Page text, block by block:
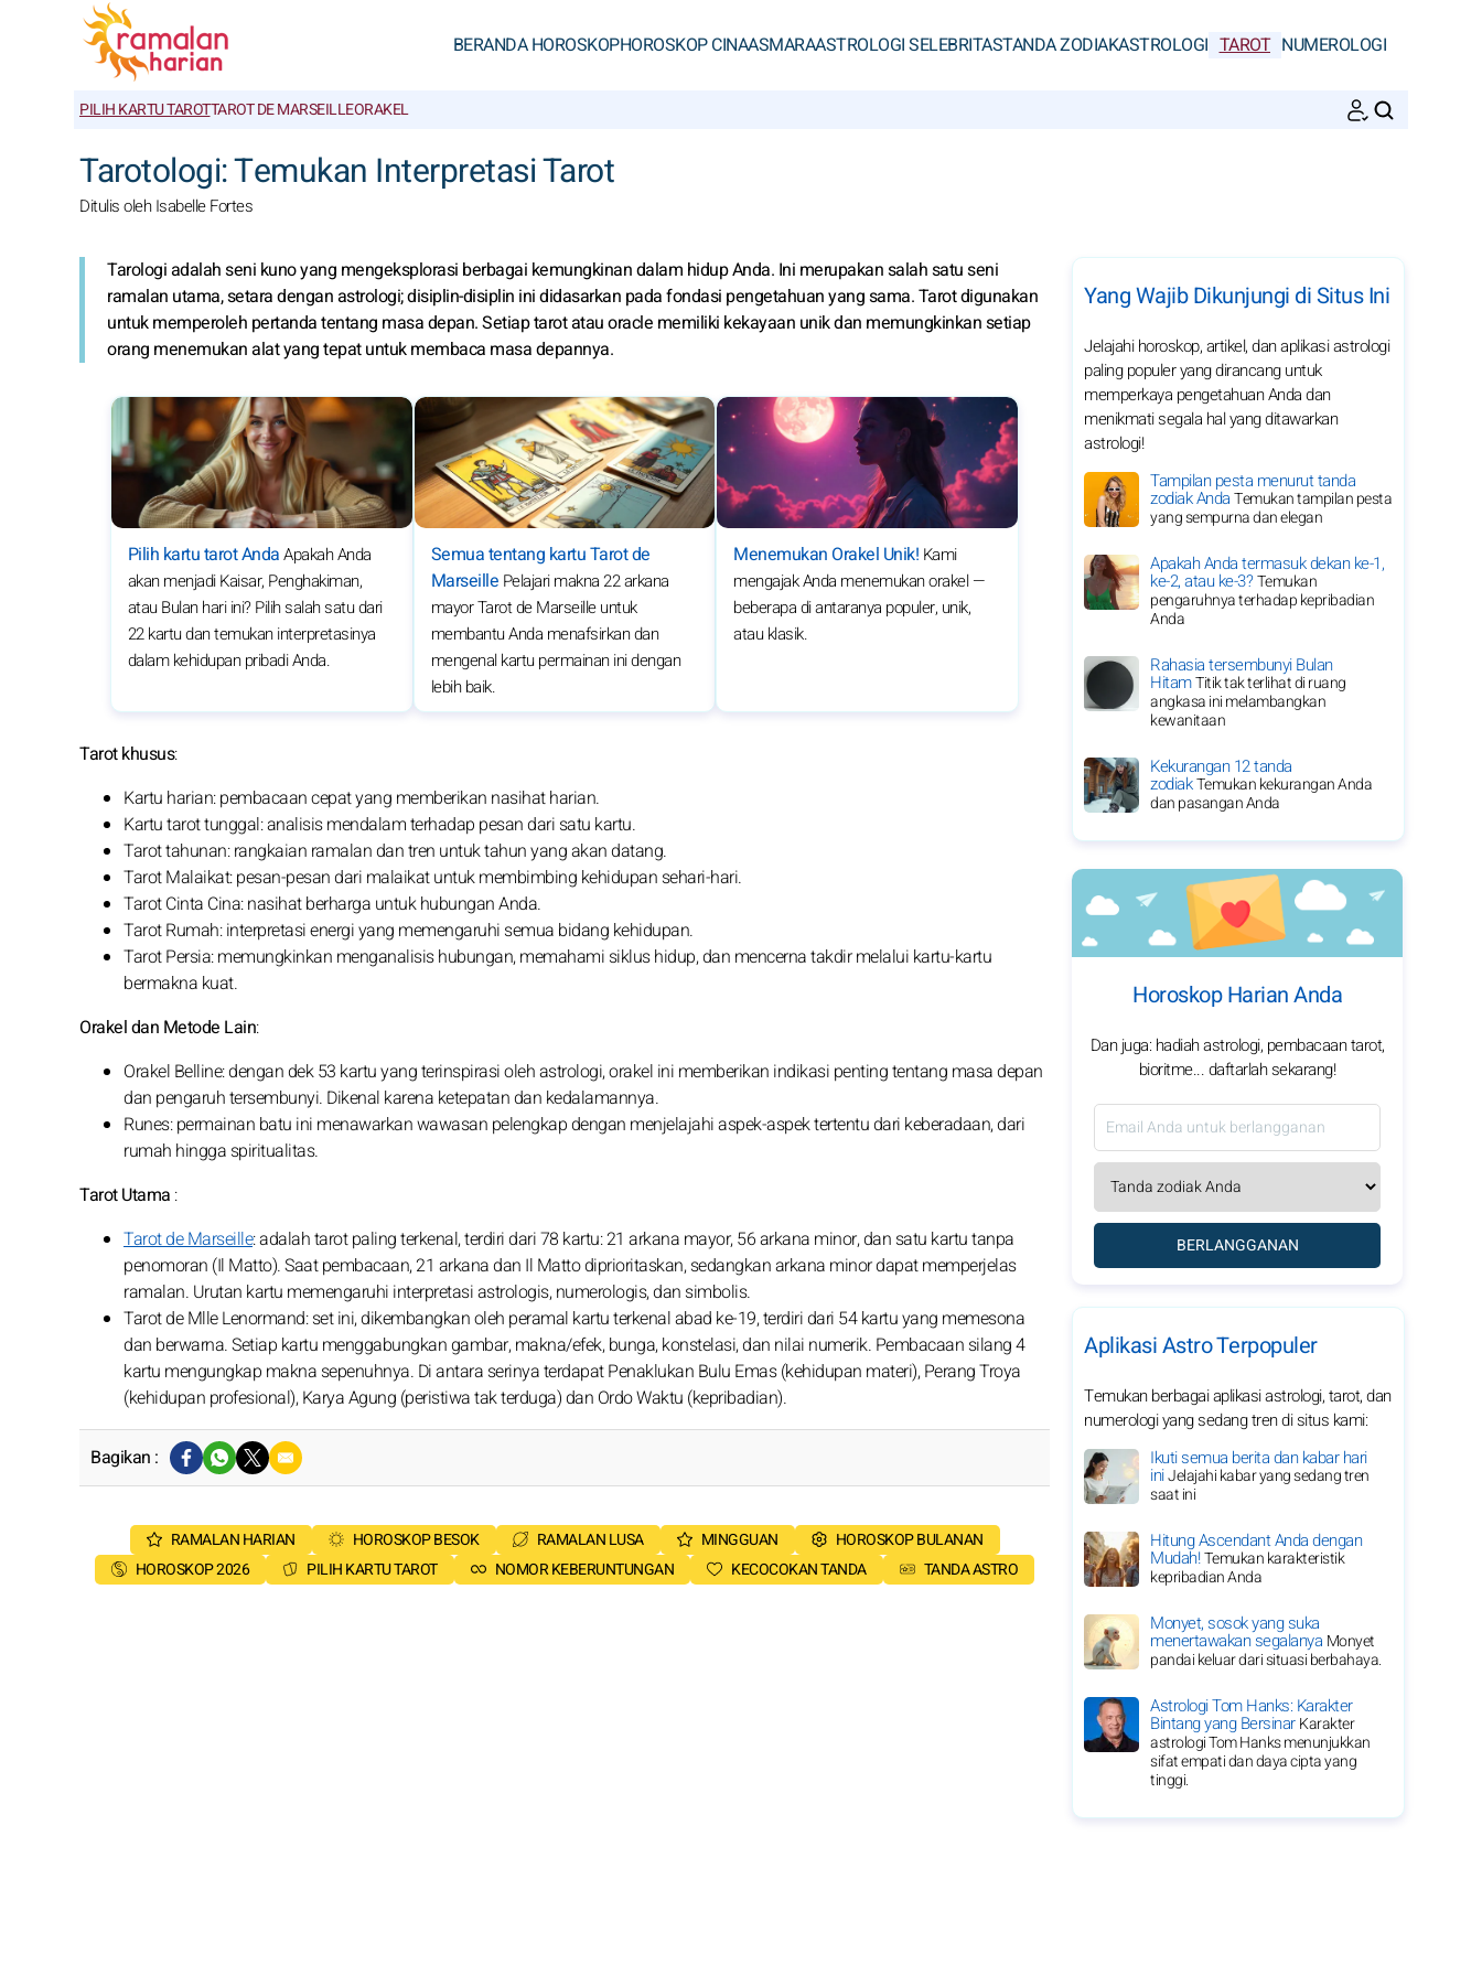
BERANDA HOROSKOPHOROSKOP CINAASMARAASTROLOGI SELEBRITASTANDA ZODIAKASTROLOGI TAROT NUMEROLOGI
PILIH KARTU TAROTTAROT DE MARSEILLEORAKEL
Tarotologi: Temukan Interpretasi Tarot
Ditulis oleh Isabelle Fortes
Tarologi adalah seni kuno yang mengeksplorasi berbagai kemungkinan dalam hidup Anda. Ini merupakan salah satu seni
ramalan utama, setara dengan astrologi; disiplin-disiplin ini didasarkan pada fondasi pengetahuan yang sama. Tarot digunakan
untuk memperoleh pertanda tentang masa depan. Setiap tarot atau oracle memiliki kekayaan unik dan memungkinkan setiap
orang menemukan alat yang tepat untuk membaca masa depannya.
Pilih kartu tarot AndaApakah Anda
akan menjadi Kaisar, Penghakiman,
atau Bulan hari ini? Pilih salah satu dari
22 kartu dan temukan interpretasinya
dalam kehidupan pribadi Anda.
Semua tentang kartu Tarot de
Marseille Pelajari makna 22 arkana
mayor Tarot de Marseille untuk
membantu Anda menafsirkan dan
mengenal kartu permainan ini dengan
lebih baik.
Menemukan Orakel Unik! Kami
mengajak Anda menemukan orakel —
beberapa di antaranya populer, unik,
atau klasik.
Tarot khusus:
Kartu harian: pembacaan cepat yang memberikan nasihat harian.
Kartu tarot tunggal: analisis mendalam terhadap pesan dari satu kartu.
Tarot tahunan: rangkaian ramalan dan tren untuk tahun yang akan datang.
Tarot Malaikat: pesan-pesan dari malaikat untuk membimbing kehidupan sehari-hari.
Tarot Cinta Cina: nasihat berharga untuk hubungan Anda.
Tarot Rumah: interpretasi energi yang memengaruhi semua bidang kehidupan.
Tarot Persia: memungkinkan menganalisis hubungan, memahami siklus hidup, dan mencerna takdir melalui kartu-kartu
bermakna kuat.
Orakel dan Metode Lain:
Orakel Belline: dengan dek 53 kartu yang terinspirasi oleh astrologi, orakel ini memberikan indikasi penting tentang masa depan
dan pengaruh tersembunyi. Dikenal karena ketepatan dan kedalamannya.
Runes: permainan batu ini menawarkan wawasan pelengkap dengan menjelajahi aspek-aspek tertentu dari keberadaan, dari
rumah hingga spiritualitas.
Tarot Utama :
Tarot de Marseille: adalah tarot paling terkenal, terdiri dari 78 kartu: 21 arkana mayor, 56 arkana minor, dan satu kartu tanpa
penomoran (Il Matto). Saat pembacaan, 21 arkana dan Il Matto diprioritaskan, sedangkan arkana minor dapat memperjelas
ramalan. Urutan kartu memengaruhi interpretasi astrologis, numerologis, dan simbolis.
Tarot de Mlle Lenormand: set ini, dikembangkan oleh peramal kartu terkenal abad ke-19, terdiri dari 54 kartu yang memesona
dan berwarna. Setiap kartu menggabungkan gambar, makna/efek, bunga, konstelasi, dan nilai numerik. Pembacaan silang 4
kartu mengungkap makna sepenuhnya. Di antara serinya terdapat Penaklukan Bulu Emas (kehidupan materi), Perang Troya
(kehidupan profesional), Karya Agung (peristiwa tak terduga) dan Ordo Waktu (kepribadian).
Bagikan :
RAMALAN HARIAN HOROSKOP BESOK RAMALAN LUSA MINGGUAN
HOROSKOP BULANAN
HOROSKOP 2026
PILIH KARTU TAROT NOMOR KEBERUNTUNGAN KECOCOKAN TANDA TANDA ASTRO
Yang Wajib Dikunjungi di Situs Ini
Jelajahi horoskop, artikel, dan aplikasi astrologi
paling populer yang dirancang untuk
memperkaya pengetahuan Anda dan
menikmati segala hal yang ditawarkan
astrologi!
Tampilan pesta menurut tanda
zodiak AndaTemukan tampilan pesta
yang sempurna dan elegan
Apakah Anda termasuk dekan ke-1,
ke-2, atau ke-3?Temukan
pengaruhnya terhadap kepribadian
Anda
Rahasia tersembunyi Bulan
HitamTitik tak terlihat di ruang
angkasa ini melambangkan
kewanitaan
Kekurangan 12 tanda
zodiakTemukan kekurangan Anda
dan pasangan Anda
Horoskop Harian Anda
Dan juga: hadiah astrologi, pembacaan tarot,
bioritme... daftarlah sekarang!
BERLANGGANAN
Aplikasi Astro Terpopuler
Temukan berbagai aplikasi astrologi, tarot, dan
numerologi yang sedang tren di situs kami:
Ikuti semua berita dan kabar hari
iniJelajahi kabar yang sedang tren
saat ini
Hitung Ascendant Anda dengan
Mudah!Temukan karakteristik
kepribadian Anda
Monyet, sosok yang suka
menertawakan segalanya Monyet
pandai keluar dari situasi berbahaya.
Astrologi Tom Hanks: Karakter
Bintang yang BersinarKarakter
astrologi Tom Hanks menunjukkan
sifat empati dan daya cipta yang
tinggi.